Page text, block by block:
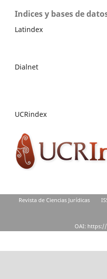
Indices y bases de
Latindex
Dialnet
UCRindex
Revista de Ciencias Jurídicas
OAI: